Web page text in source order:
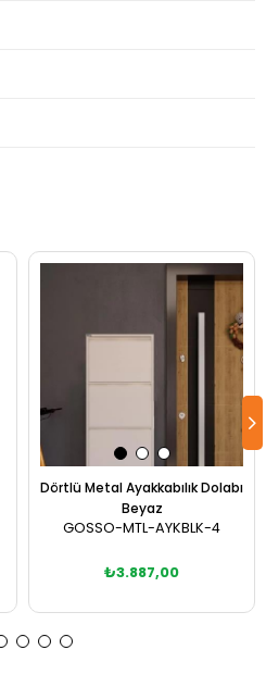
Dörtlü Metal Ayakkabılık Dolabı
Beyaz
GOSSO-MTL-AYKBLK-4
₺3.887,00